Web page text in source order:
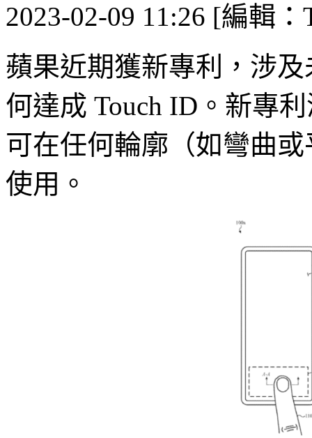
2023-02-09 11:26 [編輯
蘋果近期獲新專利，涉及
何達成 Touch ID。新專
可在任何輪廓（如彎曲
使用。